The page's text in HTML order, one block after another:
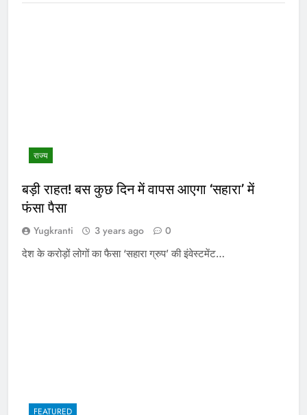
राज्य
बड़ी राहत! बस कुछ दिन में वापस आएगा ‘सहारा’ में
फंसा पैसा
Yugkranti 3 years ago 0
देश के करोड़ों लोगों का फैसा ‘सहारा ग्रुप’ की इंवेस्टमेंट…
FEATURED